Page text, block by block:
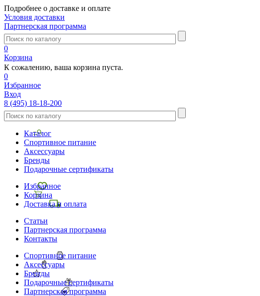
Подробнее о доставке и оплате
Условия доставки
Партнерская программа
0
Корзина
К сожалению, ваша корзина пуста.
0
Избранное
Вход
8 (495) 18-18-200
Каталог
Спортивное питание
Аксессуары
Бренды
Подарочные сертификаты
Избранное
Корзина
Доставка и оплата
Статьи
Партнерская программа
Контакты
Спортивное питание
Аксессуары
Бренды
Подарочные сертификаты
Партнерская программа